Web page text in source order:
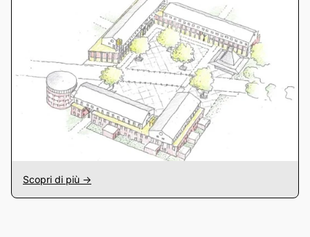
Scopri di più ->